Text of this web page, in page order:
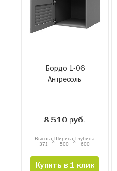
Бордо 1-06
Антресоль
8 510 руб.
Высота
371
xШирина
500
xГлубина
600
Купить в 1 клик